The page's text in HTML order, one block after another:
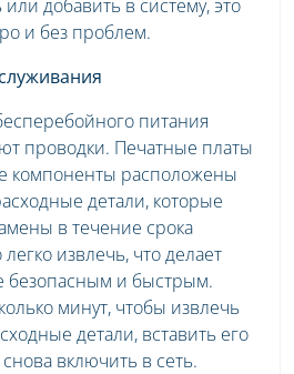
добавить в систему, это
и без проблем.
питания
проводки. Печатные платы
компоненты расположены
детали, которые
в течение срока
извлечь, что делает
безопасным и быстрым.
минут, чтобы извлечь
детали, вставить его
включить в сеть.